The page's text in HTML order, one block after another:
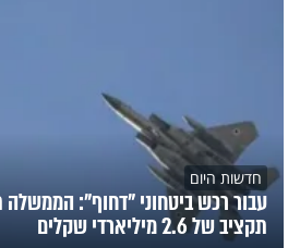
חדשות היום
עבור רכש ביטחוני "דחוף":
תקציב של 2.6 מיליארדי שקלים